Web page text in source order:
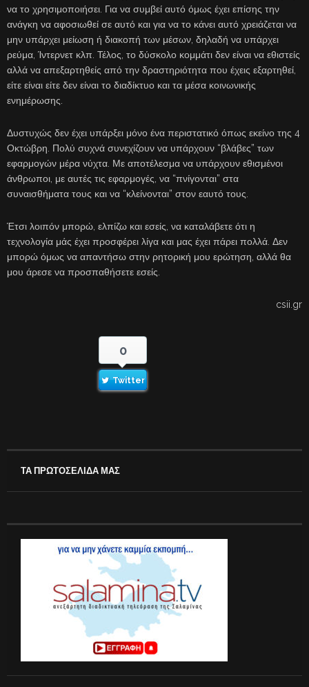
να το χρησιμοποιήσει. Για να συμβεί αυτό όμως έχει επίσης την
ανάγκη να αφοσιωθεί σε αυτό και για να το κάνει αυτό χρειάζεται να
μην υπάρχει μείωση ή διακοπή των μέσων, δηλαδή να υπάρχει
ρεύμα, Ίντερνετ κλπ. Τέλος, το δύσκολο κομμάτι δεν είναι να εθιστείς
αλλά να απεξαρτηθείς από την δραστηριότητα που έχεις εξαρτηθεί,
είτε είναι είτε δεν είναι το διαδίκτυο και τα μέσα κοινωνικής
ενημέρωσης.
Δυστυχώς δεν έχει υπάρξει μόνο ένα περιστατικό όπως εκείνο της 4
Οκτώβρη. Πολύ συχνά συνεχίζουν να υπάρχουν “βλάβες” των
εφαρμογών μέρα νύχτα. Με αποτέλεσμα να υπάρχουν εθισμένοι
άνθρωποι, με αυτές τις εφαρμογές, να “πνίγονται” στα
συναισθήματα τους και να “κλείνονται” στον εαυτό τους.
Έτσι λοιπόν μπορώ, ελπίζω και εσείς, να καταλάβετε ότι η
τεχνολογία μάς έχει προσφέρει λίγα και μας έχει πάρει πολλά. Δεν
μπορώ όμως να απαντήσω στην ρητορική μου ερώτηση, αλλά θα
μου άρεσε να προσπαθήσετε εσείς.
csii.gr
0
Twitter
ΤΑ ΠΡΩΤΟΣΕΛΙΔΑ ΜΑΣ